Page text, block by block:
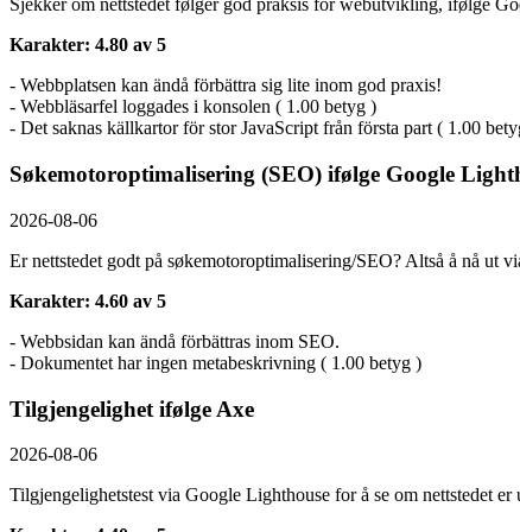
Sjekker om nettstedet følger god praksis for webutvikling, ifølge
Karakter: 4.80 av 5
- Webbplatsen kan ändå förbättra sig lite inom god praxis!
- Webbläsarfel loggades i konsolen ( 1.00 betyg )
- Det saknas källkartor för stor JavaScript från första part ( 1.00
Søkemotoroptimalisering (SEO) ifølge Google
2026-08-06
Er nettstedet godt på søkemotoroptimalisering/SEO? Altså å nå ut
Karakter: 4.60 av 5
- Webbsidan kan ändå förbättras inom SEO.
- Dokumentet har ingen metabeskrivning ( 1.00 betyg )
Tilgjengelighet ifølge Axe
2026-08-06
Tilgjengelighetstest via Google Lighthouse for å se om nettstedet